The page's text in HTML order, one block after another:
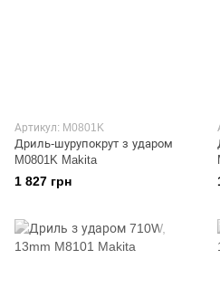
Артикул: M0801K
Дриль-шурупокрут з ударом
M0801K Makita
1 827 грн